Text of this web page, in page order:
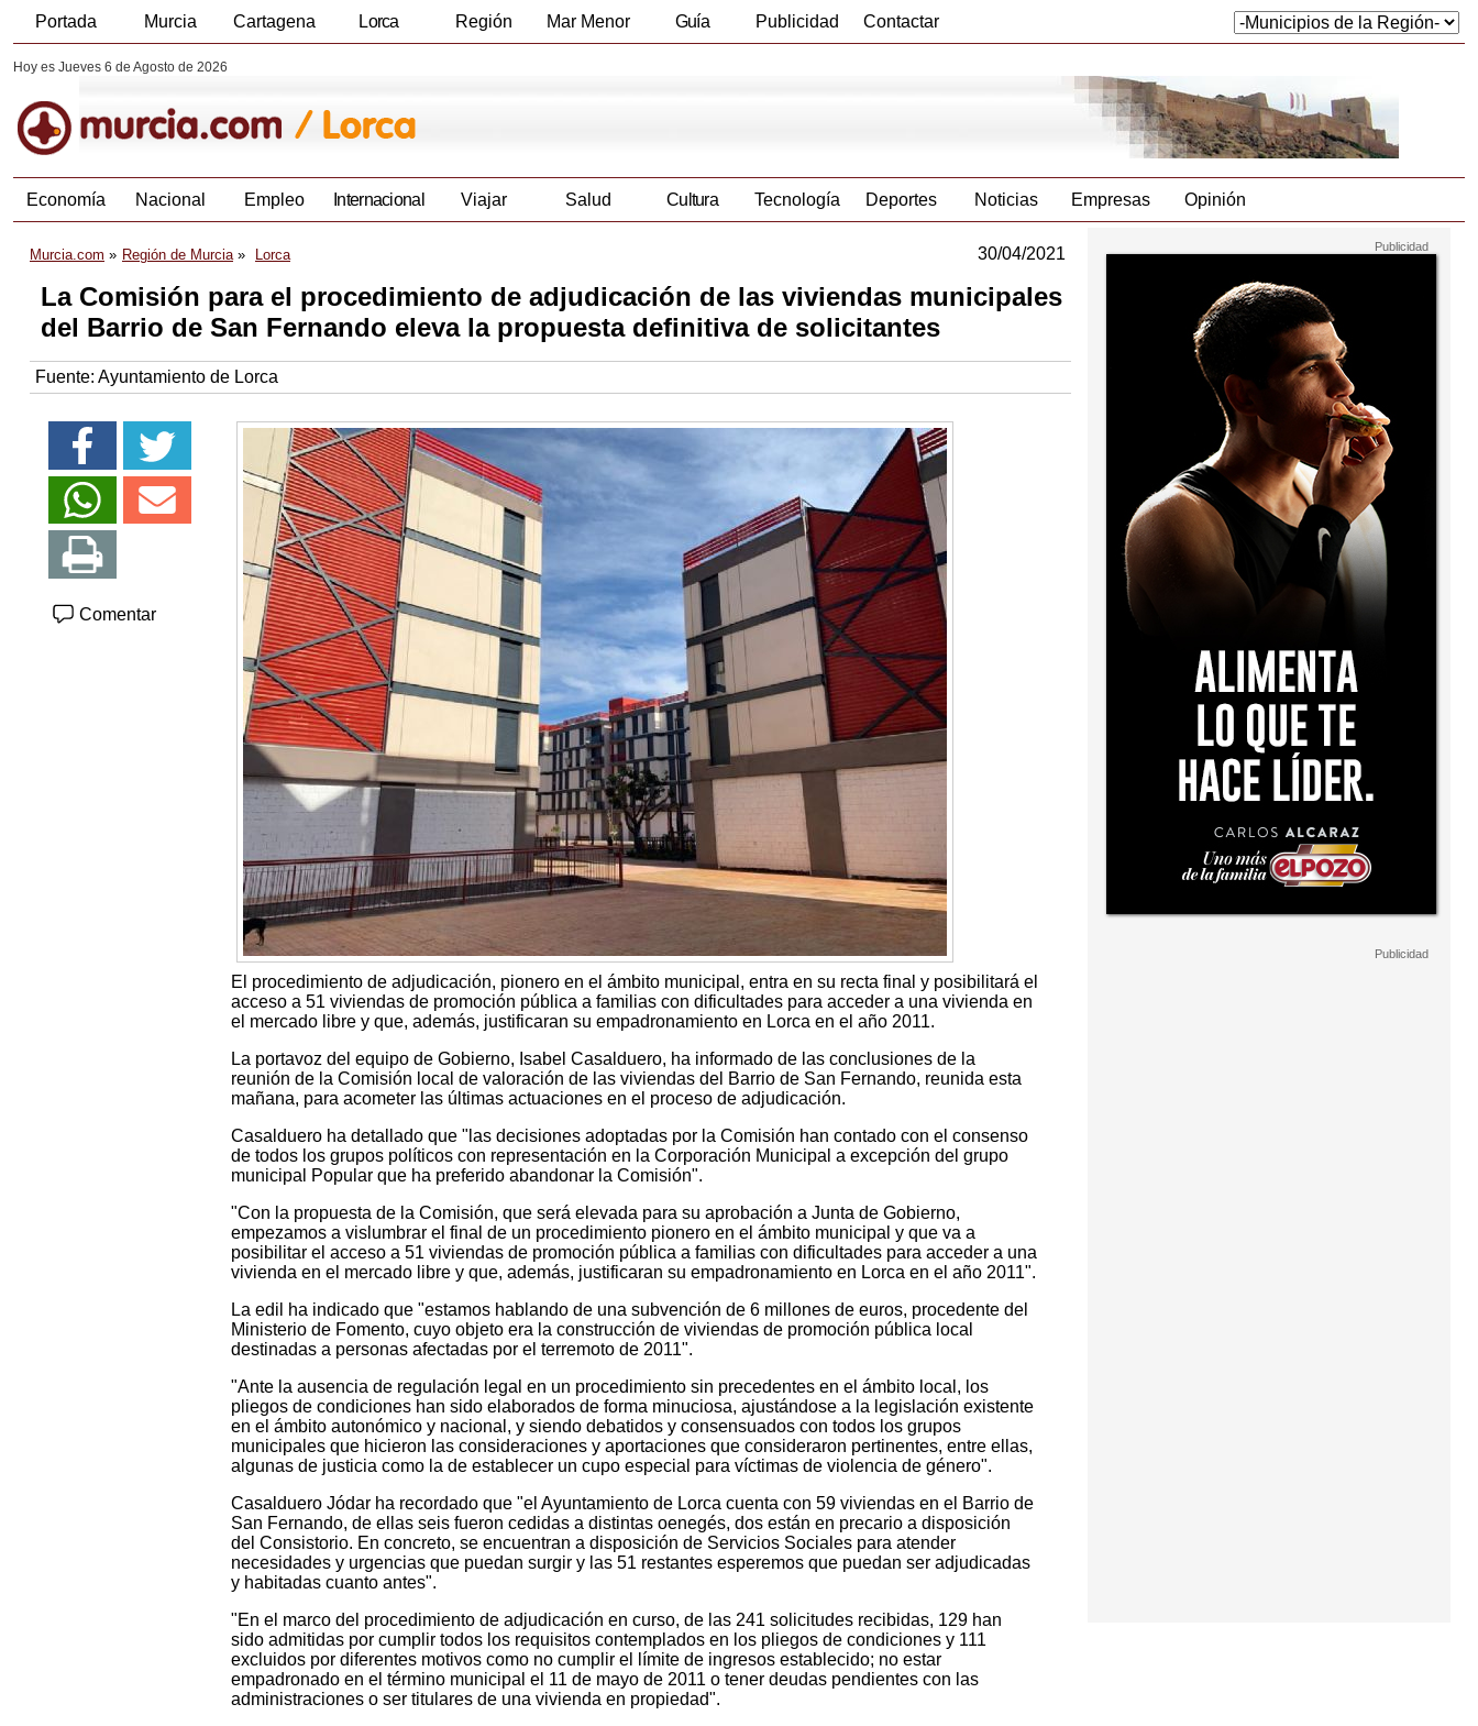
Portada Murcia Cartagena Lorca Región Mar Menor Guía Publicidad Contactar
Hoy es Jueves 6 de Agosto de 2026
Economía Nacional Empleo Internacional Viajar Salud Cultura Tecnología Deportes Noticias Empresas Opinión
Murcia.com Región de Murcia Lorca 30/04/2021
La Comisión para el procedimiento de adjudicación de las viviendas municipales
del Barrio de San Fernando eleva la propuesta definitiva de solicitantes
Fuente: Ayuntamiento de Lorca
Comentar
El procedimiento de adjudicación, pionero en el ámbito municipal, entra en su recta final y posibilitará el
acceso a 51 viviendas de promoción pública a familias con dificultades para acceder a una vivienda en
el mercado libre y que, además, justificaran su empadronamiento en Lorca en el año 2011.
La portavoz del equipo de Gobierno, Isabel Casalduero, ha informado de las conclusiones de la
reunión de la Comisión local de valoración de las viviendas del Barrio de San Fernando, reunida esta
mañana, para acometer las últimas actuaciones en el proceso de adjudicación.
Casalduero ha detallado que "las decisiones adoptadas por la Comisión han contado con el consenso
de todos los grupos políticos con representación en la Corporación Municipal a excepción del grupo
municipal Popular que ha preferido abandonar la Comisión".
"Con la propuesta de la Comisión, que será elevada para su aprobación a Junta de Gobierno,
empezamos a vislumbrar el final de un procedimiento pionero en el ámbito municipal y que va a
posibilitar el acceso a 51 viviendas de promoción pública a familias con dificultades para acceder a una
vivienda en el mercado libre y que, además, justificaran su empadronamiento en Lorca en el año 2011".
La edil ha indicado que "estamos hablando de una subvención de 6 millones de euros, procedente del
Ministerio de Fomento, cuyo objeto era la construcción de viviendas de promoción pública local
destinadas a personas afectadas por el terremoto de 2011".
"Ante la ausencia de regulación legal en un procedimiento sin precedentes en el ámbito local, los
pliegos de condiciones han sido elaborados de forma minuciosa, ajustándose a la legislación existente
en el ámbito autonómico y nacional, y siendo debatidos y consensuados con todos los grupos
municipales que hicieron las consideraciones y aportaciones que consideraron pertinentes, entre ellas,
algunas de justicia como la de establecer un cupo especial para víctimas de violencia de género".
Casalduero Jódar ha recordado que "el Ayuntamiento de Lorca cuenta con 59 viviendas en el Barrio de
San Fernando, de ellas seis fueron cedidas a distintas oenegés, dos están en precario a disposición
del Consistorio. En concreto, se encuentran a disposición de Servicios Sociales para atender
necesidades y urgencias que puedan surgir y las 51 restantes esperemos que puedan ser adjudicadas
y habitadas cuanto antes".
"En el marco del procedimiento de adjudicación en curso, de las 241 solicitudes recibidas, 129 han
sido admitidas por cumplir todos los requisitos contemplados en los pliegos de condiciones y 111
excluidos por diferentes motivos como no cumplir el límite de ingresos establecido; no estar
empadronado en el término municipal el 11 de mayo de 2011 o tener deudas pendientes con las
administraciones o ser titulares de una vivienda en propiedad".